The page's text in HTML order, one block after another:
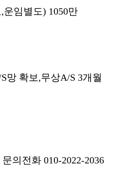
임별도) 1050만
망 확보,무상A/S 3개월
의전화 010-2022-2036